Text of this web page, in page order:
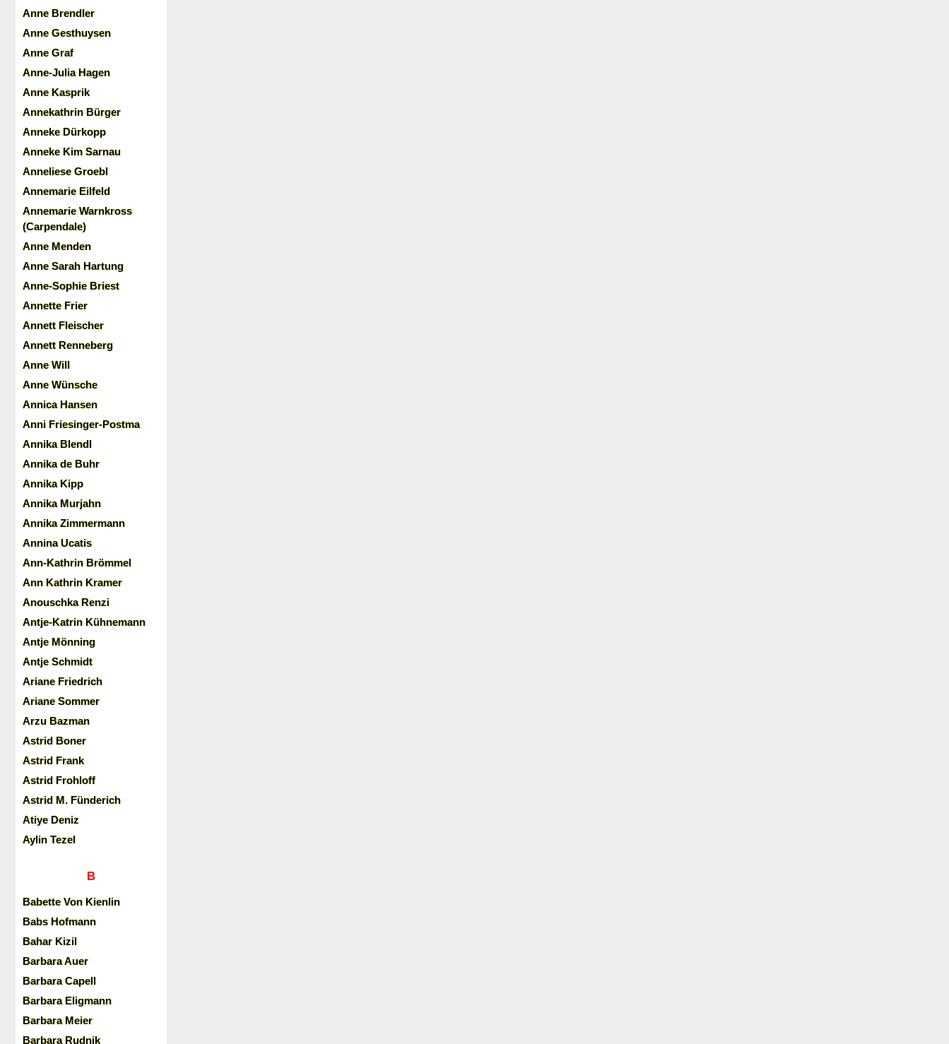
Anne Brendler
Anne Gesthuysen
Anne Graf
Anne-Julia Hagen
Anne Kasprik
Annekathrin Bürger
Anneke Dürkopp
Anneke Kim Sarnau
Anneliese Groebl
Annemarie Eilfeld
Annemarie Warnkross
(Carpendale)
Anne Menden
Anne Sarah Hartung
Anne-Sophie Briest
Annette Frier
Annett Fleischer
Annett Renneberg
Anne Will
Anne Wünsche
Annica Hansen
Anni Friesinger-Postma
Annika Blendl
Annika de Buhr
Annika Kipp
Annika Murjahn
Annika Zimmermann
Annina Ucatis
Ann-Kathrin Brömmel
Ann Kathrin Kramer
Anouschka Renzi
Antje-Katrin Kühnemann
Antje Mönning
Antje Schmidt
Ariane Friedrich
Ariane Sommer
Arzu Bazman
Astrid Boner
Astrid Frank
Astrid Frohloff
Astrid M. Fünderich
Atiye Deniz
Aylin Tezel
B
Babette Von Kienlin
Babs Hofmann
Bahar Kizil
Barbara Auer
Barbara Capell
Barbara Eligmann
Barbara Meier
Barbara Rudnik